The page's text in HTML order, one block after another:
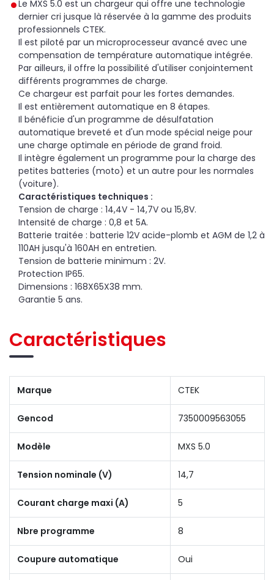
Le MXS 5.0 est un chargeur qui offre une technologie
dernier cri jusque là réservée à la gamme des produits
professionnels CTEK.
Il est piloté par un microprocesseur avancé avec une
compensation de température automatique intégrée.
Par ailleurs, il offre la possibilité d'utiliser conjointement
différents programmes de charge.
Ce chargeur est parfait pour les fortes demandes.
Il est entièrement automatique en 8 étapes.
Il bénéficie d'un programme de désulfatation
automatique breveté et d'un mode spécial neige pour
une charge optimale en période de grand froid.
Il intègre également un programme pour la charge des
petites batteries (moto) et un autre pour les normales
(voiture).
Caractéristiques techniques :
Tension de charge : 14,4V - 14,7V ou 15,8V.
Intensité de charge : 0,8 et 5A.
Batterie traitée : batterie 12V acide-plomb et AGM de 1,2 à
110AH jusqu'à 160AH en entretien.
Tension de batterie minimum : 2V.
Protection IP65.
Dimensions : 168X65X38 mm.
Garantie 5 ans.
Caractéristiques
Marque CTEK
Gencod 7350009563055
Modèle MXS 5.0
Tension nominale (V) 14,7
Courant charge maxi (A) 5
Nbre programme 8
Coupure automatique Oui